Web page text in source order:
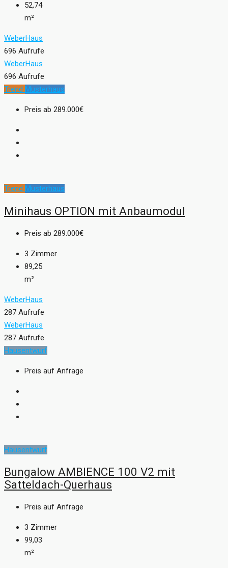
52,74
m²
WeberHaus
696 Aufrufe
WeberHaus
696 Aufrufe
Trend Musterhaus
Preis ab 289.000€
Trend Musterhaus
Minihaus OPTION mit Anbaumodul
Preis ab 289.000€
3 Zimmer
89,25
m²
WeberHaus
287 Aufrufe
WeberHaus
287 Aufrufe
Hausentwurf
Preis auf Anfrage
Hausentwurf
Bungalow AMBIENCE 100 V2 mit
Satteldach-Querhaus
Preis auf Anfrage
3 Zimmer
99,03
m²